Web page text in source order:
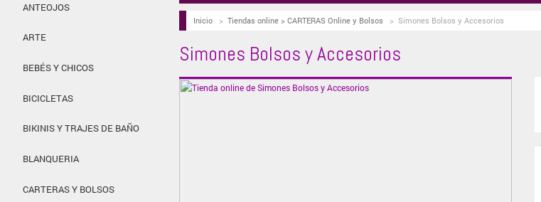
ANTEOJOS
ARTE
BEBÉS Y CHICOS
BICICLETAS
BIKINIS Y TRAJES DE BAÑO
BLANQUERIA
CARTERAS Y BOLSOS
Inicio> Tiendas online > CARTERAS Online y Bolsos > Simones Bolsos y Accesorios
Simones Bolsos y Accesorios